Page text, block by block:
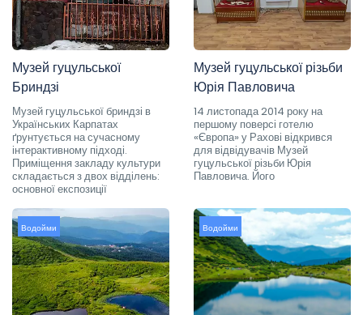
Музей гуцульської
Бриндзі
Музей гуцульської бриндзі в
Українських Карпатах
ґрунтується на сучасному
інтерактивному підході.
Приміщення закладу культури
складається з двох відділень:
основної експозиції
Музей гуцульської різьби
Юрія Павловича
14 листопада 2014 року на
першому поверсі готелю
«Європа» у Рахові відкрився
для відвідувачів Музей
гуцульської різьби Юрія
Павловича. Його
Водойми Водойми